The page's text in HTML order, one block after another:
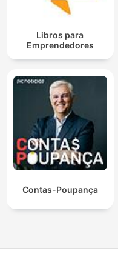
Libros para
Emprendedores
Contas-Poupança